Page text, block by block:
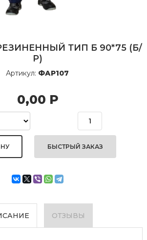
ТИП Б 90*75 (Б/
Р)
Артикул: ФАР107
0,00 Р
БЫСТРЫЙ ЗАКАЗ
ОТЗЫВЫ